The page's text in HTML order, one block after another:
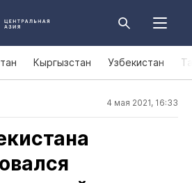
Кыргызстан Узбекистан
4 мая 2021, 16:33